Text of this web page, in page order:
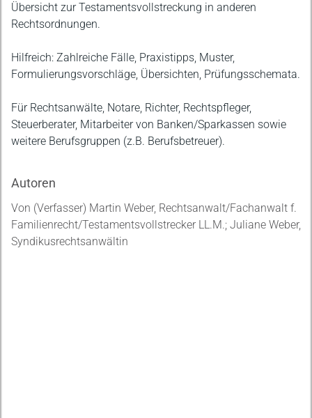
Übersicht zur Testamentsvollstreckung in anderen
Rechtsordnungen.
Hilfreich: Zahlreiche Fälle, Praxistipps, Muster,
Formulierungsvorschläge, Übersichten, Prüfungsschemata.
Für Rechtsanwälte, Notare, Richter, Rechtspfleger,
Steuerberater, Mitarbeiter von Banken/Sparkassen sowie
weitere Berufsgruppen (z.B. Berufsbetreuer).
Autoren
Von (Verfasser) Martin Weber, Rechtsanwalt/Fachanwalt f.
Familienrecht/Testamentsvollstrecker LL.M.; Juliane Weber,
Syndikusrechtsanwältin